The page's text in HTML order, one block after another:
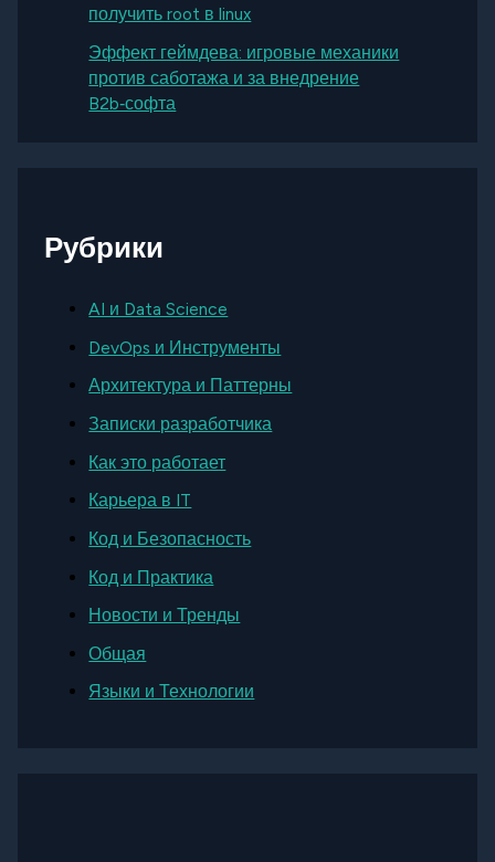
получить root в linux
Эффект геймдева: игровые механики
против саботажа и за внедрение
B2b‑софта
Рубрики
AI и Data Science
DevOps и Инструменты
Архитектура и Паттерны
Записки разработчика
Как это работает
Карьера в IT
Код и Безопасность
Код и Практика
Новости и Тренды
Общая
Языки и Технологии